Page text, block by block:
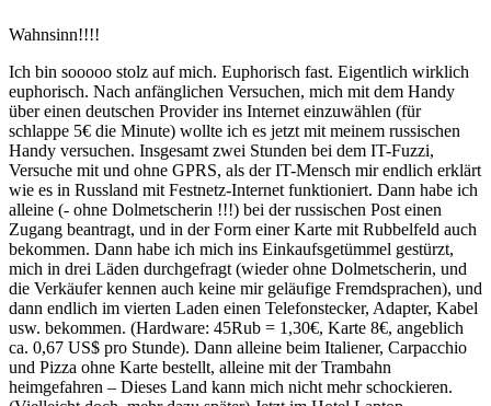
Wahnsinn!!!!
Ich bin sooooo stolz auf mich. Euphorisch fast. Eigentlich wirklich
euphorisch. Nach anfänglichen Versuchen, mich mit dem Handy
über einen deutschen Provider ins Internet einzuwählen (für
schlappe 5€ die Minute) wollte ich es jetzt mit meinem russischen
Handy versuchen. Insgesamt zwei Stunden bei dem IT-Fuzzi,
Versuche mit und ohne GPRS, als der IT-Mensch mir endlich erklärt
wie es in Russland mit Festnetz-Internet funktioniert. Dann habe ich
alleine (- ohne Dolmetscherin !!!) bei der russischen Post einen
Zugang beantragt, und in der Form einer Karte mit Rubbelfeld auch
bekommen. Dann habe ich mich ins Einkaufsgetümmel gestürzt,
mich in drei Läden durchgefragt (wieder ohne Dolmetscherin, und
die Verkäufer kennen auch keine mir geläufige Fremdsprachen), und
dann endlich im vierten Laden einen Telefonstecker, Adapter, Kabel
usw. bekommen. (Hardware: 45Rub = 1,30€, Karte 8€, angeblich
ca. 0,67 US$ pro Stunde). Dann alleine beim Italiener, Carpacchio
und Pizza ohne Karte bestellt, alleine mit der Trambahn
heimgefahren – Dieses Land kann mich nicht mehr schockieren.